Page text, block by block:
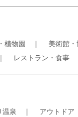
植物園 ｜ 美術館
レストラン・食事
温泉 ｜ アウトドア